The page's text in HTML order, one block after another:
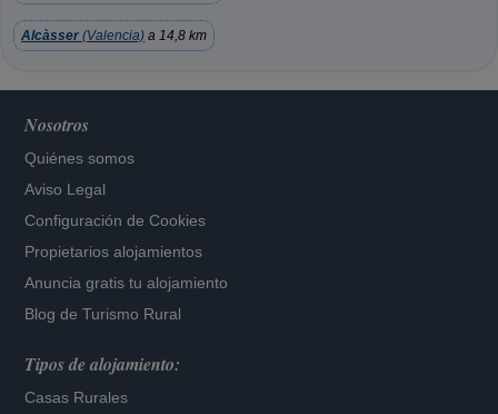
Alcàsser (Valencia) a 14,8 km
Nosotros
Quiénes somos
Aviso Legal
Configuración de Cookies
Propietarios alojamientos
Anuncia gratis tu alojamiento
Blog de Turismo Rural
Tipos de alojamiento:
Casas Rurales